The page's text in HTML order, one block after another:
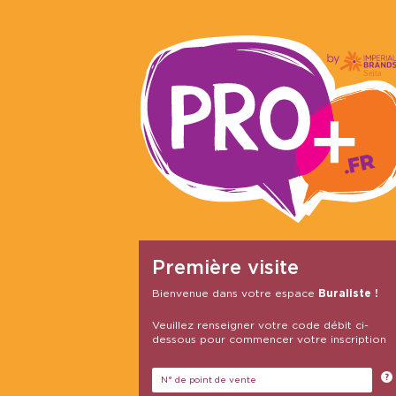
Première visite
Bienvenue dans votre espace Buraliste !
Veuillez renseigner votre code débit ci-
dessous pour commencer votre inscription